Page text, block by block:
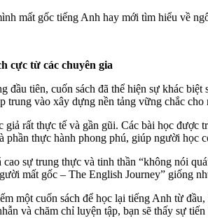
mất gốc tiếng Anh hay mới tìm hiểu về
cực từ các chuyên gia
đầu tiên, cuốn sách đã thể hiện sự khác
trung vào xây dựng nền tảng vững chắc
giả rất thực tế và gần gũi. Các bài học
phần thực hành phong phú, giúp người học
cao sự trung thực và tinh thần “không nói
mất gốc – The English Journey” giống
một cuốn sách để học lại tiếng Anh từ
và chăm chỉ luyện tập, bạn sẽ thấy sự